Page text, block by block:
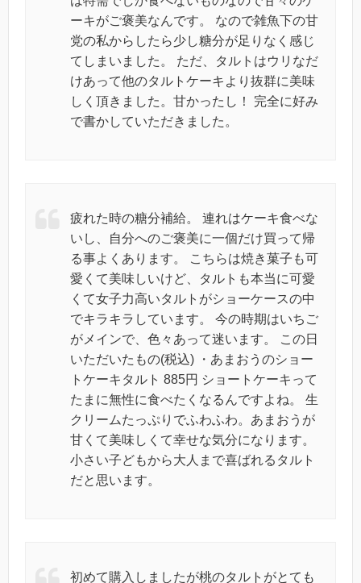
ーキがご褒美なんです。 なので雑魚下の甘
党の私からしたら少し糖分が足りなく感じ
てしまいました。 ただ、タルトはウリなだ
けあって他のタルトケーキより抜群に美味
しく頂きました。甘かったし！ 完全に好み
で書かしていただきました。
疲れた時の糖分補給。 連れはケーキ食べな
いし、自分へのご褒美に一個だけ買って帰
る事よくあります。 こちらは焼き菓子も可
愛くて美味しいけど、タルトも本当に可愛
くて女子力高いタルトがショーケースの中
でキラキラしています。 今の時期はいちご
がメインで、色々あって迷います。 この日
いただいたもの(税込) ・あまおうのショー
トケーキタルト 885円 ショートケーキって
たまに無性に食べたくなるんですよね。 生
クリームたっぷりでふわふわ。あまおうが
甘くて美味しくて幸せな気分になります。
小さい子どもから大人まで喜ばれるタルト
だと思います。
初めて購入しましたが桃のタルトがとても